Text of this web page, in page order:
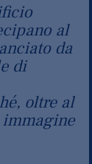
al
da
di
oltre al